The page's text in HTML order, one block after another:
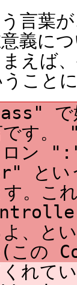
言葉
義に
えば
こと
で始
です
ロン
いう
す。
、と
この
くれて